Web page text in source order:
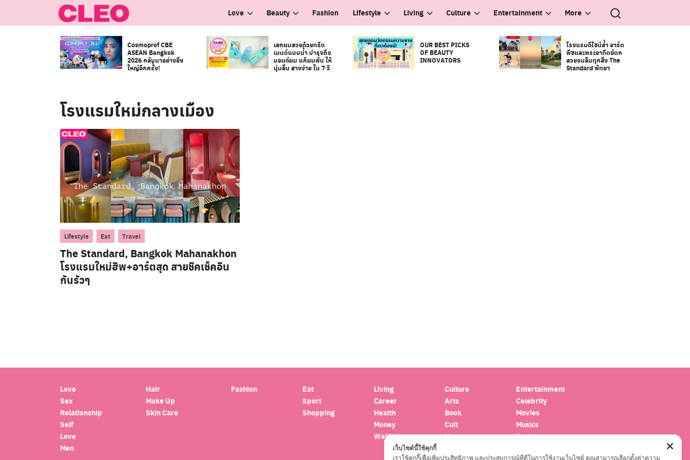
Love Beauty Fashion Lifestyle Living Culture Entertainment More
Cosmoprof CBE
ASEAN Bangkok
2026 กลับมาอย่างยิ่ง
ใหญ่อีกครั้ง!
เสกผมสวยด้วยทรีต
เมนต์แบบน้ำ บำรุงถึง
บอนด์ผม แก้ผมพัน ให้
นุ่มลื่น สางง่าย ใน 7 วิ
OUR BEST PICKS
OF BEAUTY
INNOVATORS
โรงแรมดีไซน์ล้ำ อาร์ต
พีซและพระอาทิตย์ตก
สวยจนลืมทุกสิ่ง The
Standard พัทยา
โรงแรมใหม่กลางเมือง
Lifestyle Eat Travel
The Standard, Bangkok Mahanakhon
โรงแรมใหม่ฮิพ+อาร์ตสุด สายชิคเช็คอิน
กันรัวๆ
Love
Sex
Relationship
Self
Love
Men
Hair
Make Up
Skin Care
Fashion
Eat
Sport
Shopping
Living
Career
Health
Money
Wellbeing
Culture
Arts
Book
Cult
Horoscope
Entertainment
Celebrity
Movies
Musics
Series
เว็บไซต์นี้ใช้คุกกี้
เราใช้คุกกี้เพื่อเพิ่มประสิทธิภาพ และประสบการณ์ที่ดีในการใช้งานเว็บไซต์ คุณสามารถเลือกตั้งค่าความ